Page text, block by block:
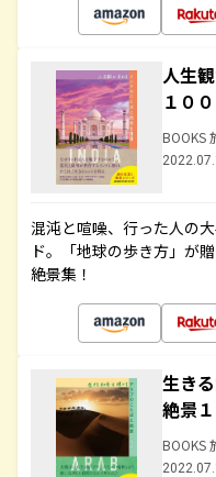
人生
１００
BOOKS
混沌と喧噪、行った人の
ド。「地球の歩き方」が
絶景集！
生き
絶景
BOOKS